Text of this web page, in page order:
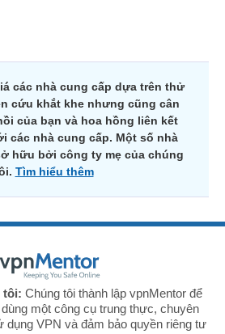
các nhà cung cấp dựa trên thử
cứu khắt khe nhưng cũng cân
của bạn và hoa hồng liên kết
các nhà cung cấp. Một số nhà
hữu bởi công ty mẹ của chúng
Tìm hiểu thêm
tôi: Chúng tôi thành lập vpnMentor để
một công cụ trung thực, chuyên
dụng VPN và đảm bảo quyền riêng tư